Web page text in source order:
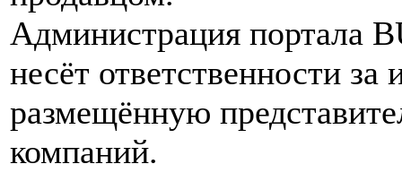
Администрация портала
несёт ответственности
размещённую
компаний.